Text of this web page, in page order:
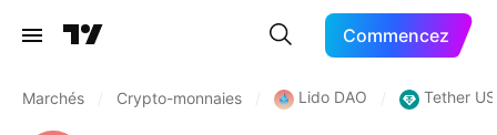
Commencez
Marchés Crypto-monnaies Lido DAO Tether